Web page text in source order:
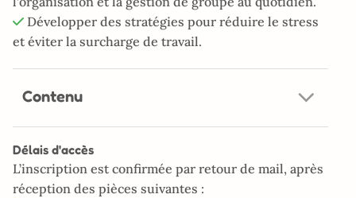
Développer des stratégies pour réduire le stress
et éviter la surcharge de travail.
Contenu
Délais d'accès
L’inscription est confirmée par retour de mail, après
réception des pièces suivantes :